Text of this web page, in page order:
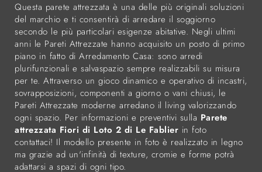
Questa parete attrezzata è una delle più originali soluzioni
del marchio e ti consentirà di arredare il soggiorno
secondo le più particolari esigenze abitative. Negli ultimi
anni le Pareti Attrezzate hanno acquisito un posto di primo
piano in fatto di Arredamento Casa: sono arredi
plurifunzionali e salvaspazio sempre realizzabili su misura
per te. Attraverso un gioco dinamico e operativo di incastri,
sovrapposizioni, componenti a giorno o vani chiusi, le
Pareti Attrezzate moderne arredano il living valorizzando
ogni spazio. Per informazioni e preventivi sulla Parete
attrezzata Fiori di Loto 2 di Le Fablier in foto
contattaci! Il modello presente in foto è realizzato in legno
ma grazie ad un'infinità di texture, cromie e forme potrà
adattarsi a spazi di ogni tipo.